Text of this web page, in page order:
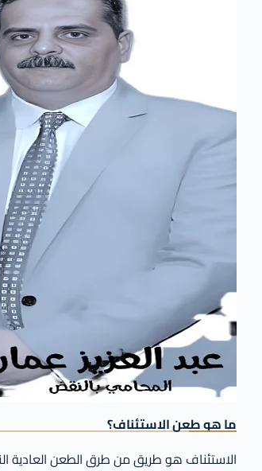
ما هو طعن الاستئناف؟
الاستئناف هو طريق من طرق الطعن العادية